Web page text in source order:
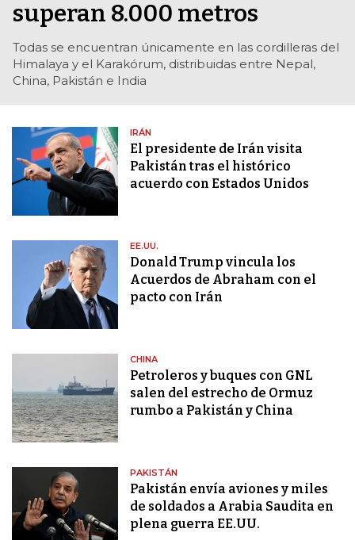
superan 8.000 metros
Todas se encuentran únicamente en las cordilleras del
Himalaya y el Karakórum, distribuidas entre Nepal,
China, Pakistán e India
IRÁN
El presidente de Irán visita
Pakistán tras el histórico
acuerdo con Estados Unidos
EE.UU.
Donald Trump vincula los
Acuerdos de Abraham con el
pacto con Irán
CHINA
Petroleros y buques con GNL
salen del estrecho de Ormuz
rumbo a Pakistán y China
PAKISTÁN
Pakistán envía aviones y miles
de soldados a Arabia Saudita en
plena guerra EE.UU.